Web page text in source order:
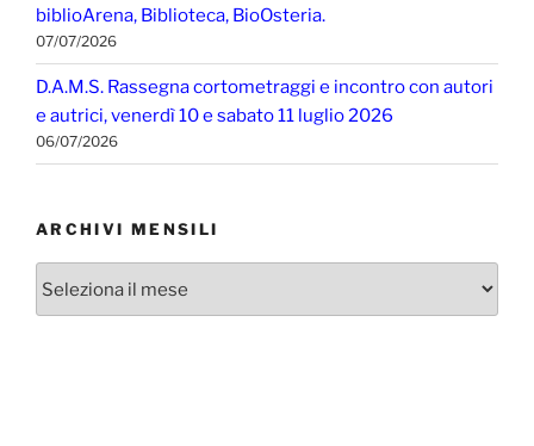
biblioArena, Biblioteca, BioOsteria.
07/07/2026
D.A.M.S. Rassegna cortometraggi e incontro con autori
e autrici, venerdì 10 e sabato 11 luglio 2026
06/07/2026
ARCHIVI MENSILI